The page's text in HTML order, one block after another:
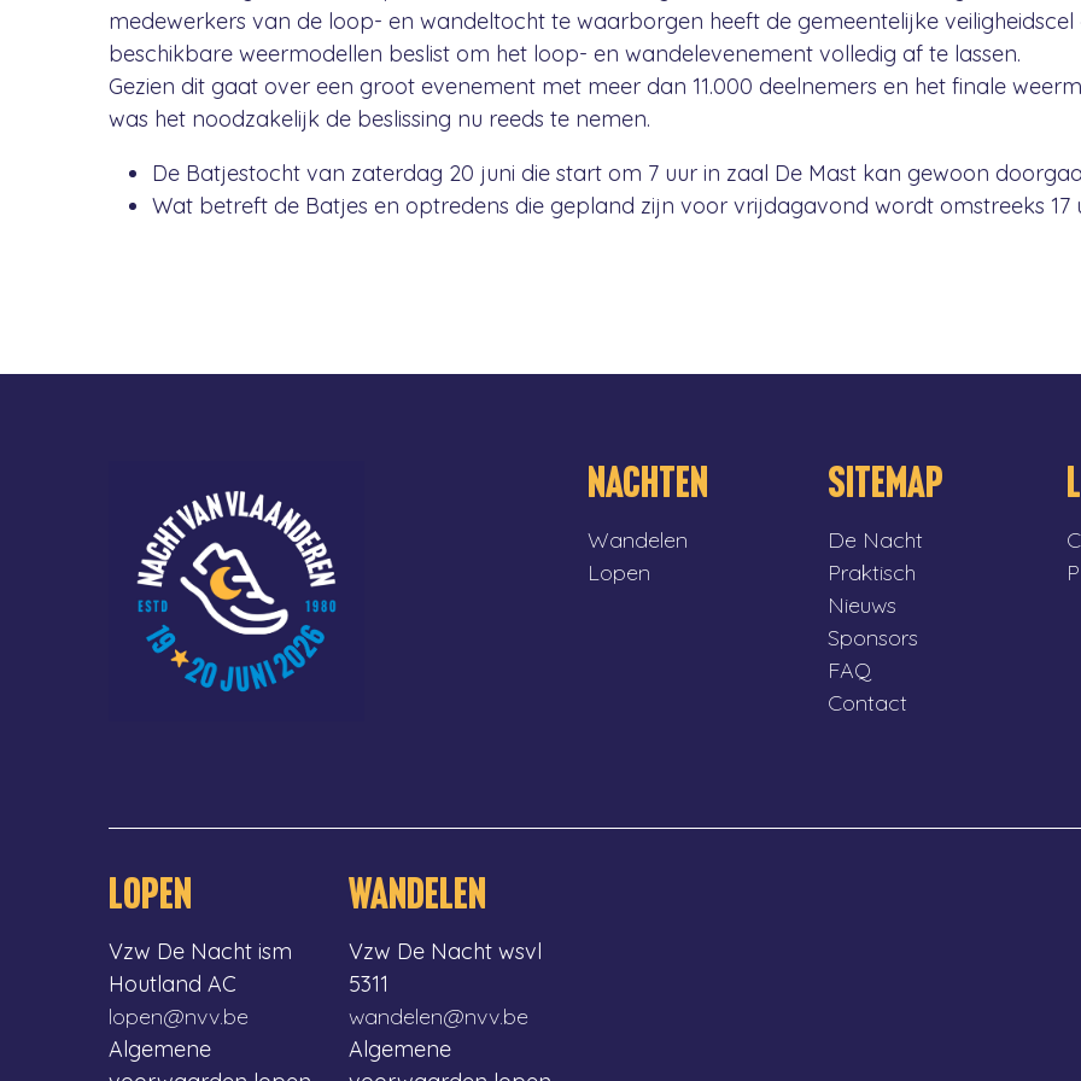
medewerkers van de loop- en wandeltocht te waarborgen heeft de gemeentelijke
beschikbare weermodellen beslist om het loop- en wandelevenement volledig af te lassen.
Gezien dit gaat over een groot evenement met meer dan 11.000 deelnemers en het finale
was het noodzakelijk de beslissing nu reeds te nemen.
De Batjestocht van zaterdag 20 juni die start om 7 uur in zaal De Mast kan gewoon
Wat betreft de Batjes en optredens die gepland zijn voor vrijdagavond wordt omstreeks 17
NACHTEN
Wandelen
Lopen
SITEMAP
De Nacht
Praktisch
Nieuws
Sponsors
FAQ
Contact
LOPEN
Vzw De Nacht ism
Houtland AC
lopen@nvv.be
Algemene
WANDELEN
Vzw De Nacht wsvl
5311
wandelen@nvv.be
Algemene